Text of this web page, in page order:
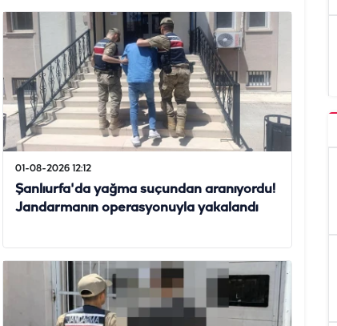
01-08-2026 12:12
Şanlıurfa'da yağma suçundan aranıyordu!
Jandarmanın operasyonuyla yakalandı